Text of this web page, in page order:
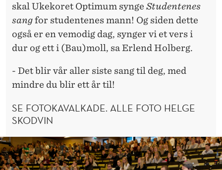
skal Ukekoret Optimum synge Studentenes
sangfor studentenes mann! Og siden dette
også er en vemodig dag, synger vi et vers i
dur og ett i (Bau)moll, sa Erlend Holberg.
- Det blir vår aller siste sang til deg, med
mindre du blir ett år til!
SE FOTOKAVALKADE. ALLE FOTO HELGE
SKODVIN